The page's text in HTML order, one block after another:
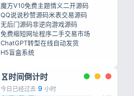
魔方V10免费主题情义二开源码
QQ说说秒赞源码米表交易源码
无后门源码非逆向游戏源码
免费缩短网址程序二手交易市场
ChatGPT转型在线自动发货
H5盲盒系统
时间倒计时
今日已经过去 9 小时